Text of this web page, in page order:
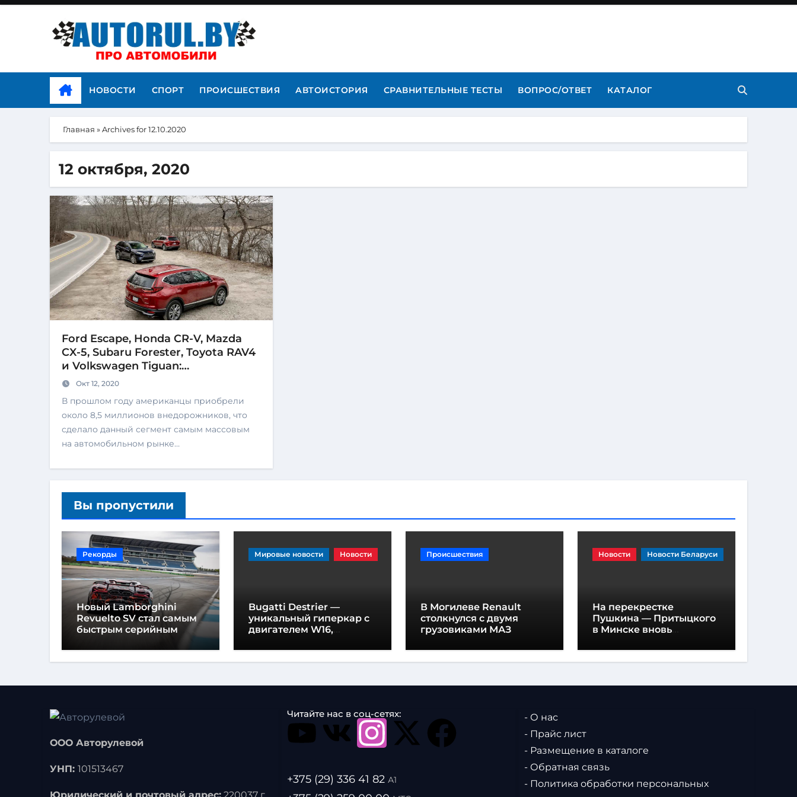
НОВОСТИ СПОРТ ПРОИСШЕСТВИЯ АВТОИСТОРИЯ СРАВНИТЕЛЬНЫЕ ТЕСТЫ ВОПРОС/ОТВЕТ КАТАЛОГ
Главная »Archives for 12.10.2020
12 октября, 2020
Ford Escape, Honda CR-V, Mazda
CX-5, Subaru Forester, Toyota RAV4
и Volkswagen Tiguan:
кроссоверная баталия
Окт 12, 2020
В прошлом году американцы приобрели
около 8,5 миллионов внедорожников, что
сделало данный сегмент самым массовым
на автомобильном рынке…
Вы пропустили
Рекорды
Новый Lamborghini
Revuelto SV стал самым
быстрым серийным
Хоккенхайме
Мировые новости Новости
Bugatti Destrier —
уникальный гиперкар с
двигателем W16,
лошадиных сил и
высотой всего один метр
Происшествия
В Могилеве Renault
столкнулся с двумя
грузовиками МАЗ
Новости Новости Беларуси
На перекрестке
Пушкина — Притыцкого
в Минске вновь
разметка
ООО Авторулевой
УНП: 101513467
Читайте нас в соц-сетях:
+375 (29) 336 41 82 А1
- О нас
- Прайс лист
- Размещение в каталоге
- Обратная связь
- Политика обработки персональных